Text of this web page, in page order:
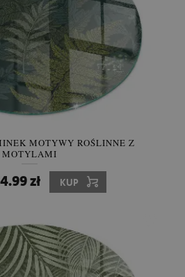
MOTYWY ROŚLINNE Z
MOTYLAMI
zł KUP